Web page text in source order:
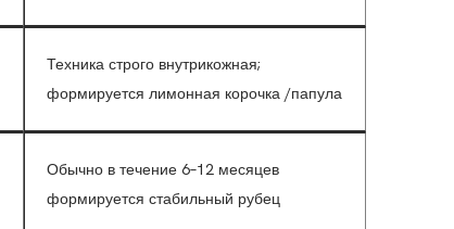
Техника строго внутрикожная;
формируется лимонная корочка /папула
Обычно в течение 6–12 месяцев
формируется стабильный рубец